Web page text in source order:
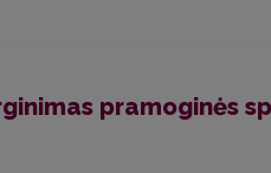
pramoginės